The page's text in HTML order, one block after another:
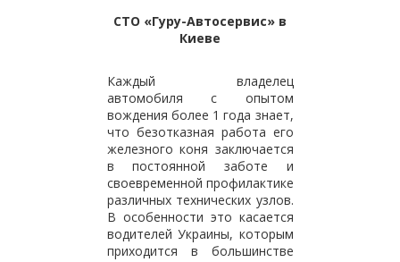
СТО «Гуру-Автосервис» в
Киеве
Каждый владелец
автомобиля с опытом
вождения более 1 года знает,
что безотказная работа его
железного коня заключается
в постоянной заботе и
своевременной профилактике
различных технических узлов.
В особенности это касается
водителей Украины, которым
приходится в большинстве